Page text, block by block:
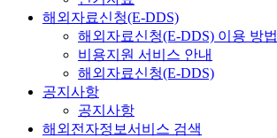
해외자료신청(E-DDS)
해외자료신청(E-DDS) 이용 방법
비용지원 서비스 안내
해외자료신청(E-DDS)
공지사항
공지사항
해외전자정보서비스 검색